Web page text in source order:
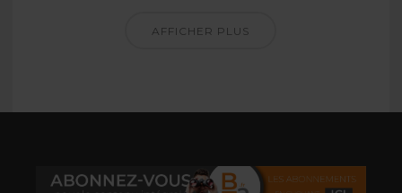
AFFICHER PLUS